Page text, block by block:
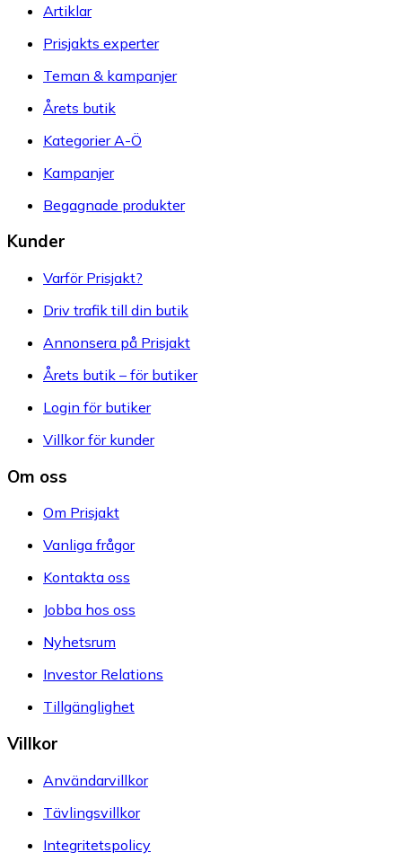
Artiklar
Prisjakts experter
Teman & kampanjer
Årets butik
Kategorier A-Ö
Kampanjer
Begagnade produkter
Kunder
Varför Prisjakt?
Driv trafik till din butik
Annonsera på Prisjakt
Årets butik – för butiker
Login för butiker
Villkor för kunder
Om oss
Om Prisjakt
Vanliga frågor
Kontakta oss
Jobba hos oss
Nyhetsrum
Investor Relations
Tillgänglighet
Villkor
Användarvillkor
Tävlingsvillkor
Integritetspolicy